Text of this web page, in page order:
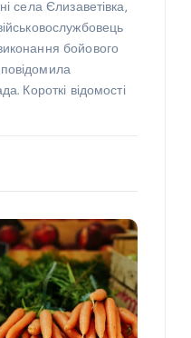
села Єлизаветівка,
бойового
Короткі відомості